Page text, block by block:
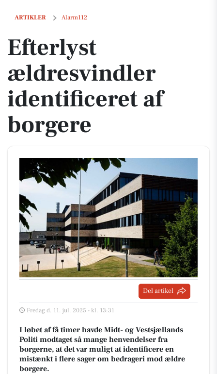
ARTIKLER Alarm112
Efterlyst ældresvindler identificeret af borgere
Efterlyst
ældresvindler
identificeret af
borgere
Del artikel
Fredag d. 11. jul. 2025 - kl. 13:31
I løbet af få timer havde Midt- og Vestsjællands
Politi modtaget så mange henvendelser fra
borgerne, at det var muligt at identificere en
mistænkt i flere sager om bedrageri mod ældre
borgere.